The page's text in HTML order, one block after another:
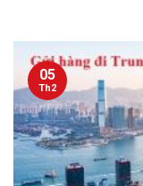
05
Th2